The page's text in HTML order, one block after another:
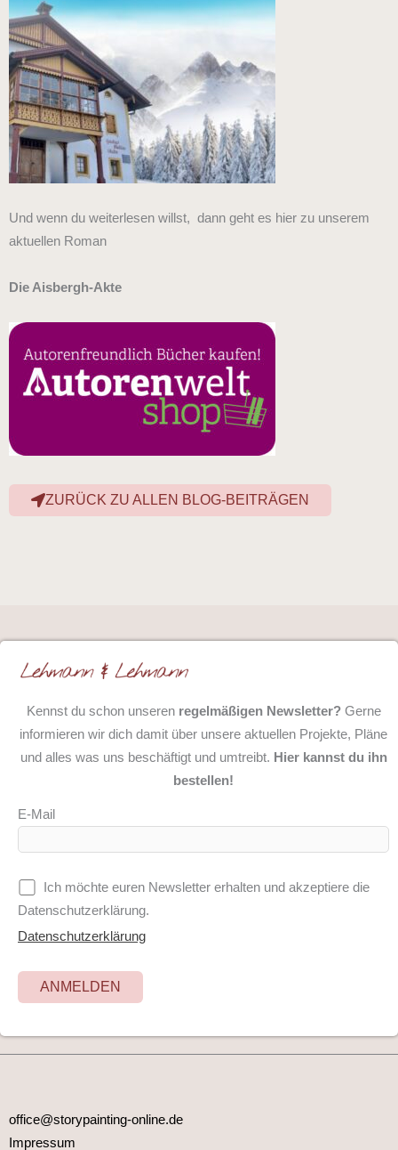
Und wenn du weiterlesen willst, dann geht es hier zu unserem
aktuellen Roman
Die Aisbergh-Akte
ZURÜCK ZU ALLEN BLOG-BEITRÄGEN
Kennst du schon unseren regelmäßigen Newsletter?Gerne
informieren wir dich damit über unsere aktuellen Projekte, Pläne
und alles was uns beschäftigt und umtreibt. Hier kannst du ihn
bestellen!
E-Mail
Ich möchte euren Newsletter erhalten und akzeptiere die
Datenschutzerklärung.
Datenschutzerklärung
office@storypainting-online.de
Impressum